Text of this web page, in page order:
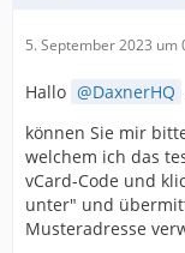
5. September 2023 um
Hallo DaxnerHQ
können Sie mir
welchem ich das
vCard-Code und
unter" und
Musteradresse